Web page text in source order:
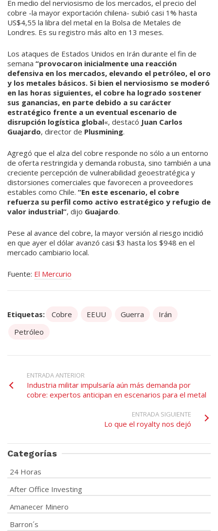
En medio del nerviosismo de los mercados, el precio del
cobre -la mayor exportación chilena- subió casi 1% hasta
US$4,55 la libra del metal en la Bolsa de Metales de
Londres. Es su registro más alto en 13 meses.
Los ataques de Estados Unidos en Irán durante el fin de
semana “provocaron inicialmente una reacción
defensiva en los mercados, elevando el petróleo, el oro
y los metales básicos. Si bien el nerviosismo se moderó
en las horas siguientes, el cobre ha logrado sostener
sus ganancias, en parte debido a su carácter
estratégico frente a un eventual escenario de
disrupción logística global«, destacó Juan Carlos
Guajardo, director de Plusmining.
Agregó que el alza del cobre responde no sólo a un entorno
de oferta restringida y demanda robusta, sino también a una
creciente percepción de vulnerabilidad geoestratégica y
distorsiones comerciales que favorecen a proveedores
estables como Chile. “En este escenario, el cobre
refuerza su perfil como activo estratégico y refugio de
valor industrial”, dijo Guajardo.
Pese al avance del cobre, la mayor versión al riesgo incidió
en que ayer el dólar avanzó casi $3 hasta los $948 en el
mercado cambiario local.
Fuente: El Mercurio
Etiquetas: Cobre EEUU Guerra
Irán
Petróleo
ENTRADA ANTERIOR
Industria militar impulsaría aún más demanda por
cobre: expertos anticipan en escenarios para el metal
ENTRADA SIGUIENTE
Lo que el royalty nos dejó
Categorías
24 Horas
After Office Investing
Amanecer Minero
Barron´s